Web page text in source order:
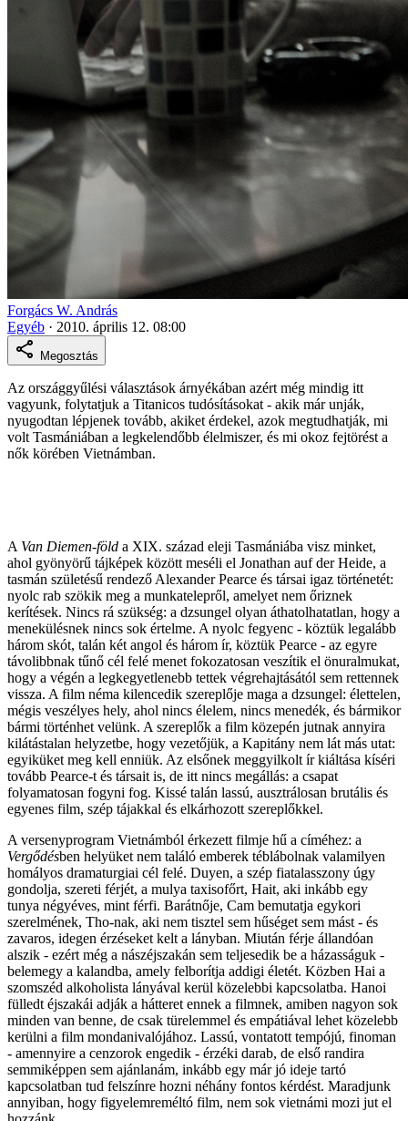
Forgács W. András
Egyéb · 2010. április 12. 08:00
Megosztás
Az országgyűlési választások árnyékában azért még mindig itt
vagyunk, folytatjuk a Titanicos tudósításokat - akik már unják,
nyugodtan lépjenek tovább, akiket érdekel, azok megtudhatják, mi
volt Tasmániában a legkelendőbb élelmiszer, és mi okoz fejtörést a
nők körében Vietnámban.
A Van Diemen-föld a XIX. század eleji Tasmániába visz minket,
ahol gyönyörű tájképek között meséli el Jonathan auf der Heide, a
tasmán születésű rendező Alexander Pearce és társai igaz történetét:
nyolc rab szökik meg a munkatelepről, amelyet nem őriznek
kerítések. Nincs rá szükség: a dzsungel olyan áthatolhatatlan, hogy a
menekülésnek nincs sok értelme. A nyolc fegyenc - köztük legalább
három skót, talán két angol és három ír, köztük Pearce - az egyre
távolibbnak tűnő cél felé menet fokozatosan veszítik el önuralmukat,
hogy a végén a legkegyetlenebb tettek végrehajtásától sem rettennek
vissza. A film néma kilencedik szereplője maga a dzsungel: élettelen,
mégis veszélyes hely, ahol nincs élelem, nincs menedék, és bármikor
bármi történhet velünk. A szereplők a film közepén jutnak annyira
kilátástalan helyzetbe, hogy vezetőjük, a Kapitány nem lát más utat:
egyiküket meg kell enniük. Az elsőnek meggyilkolt ír kiáltása kíséri
tovább Pearce-t és társait is, de itt nincs megállás: a csapat
folyamatosan fogyni fog. Kissé talán lassú, ausztrálosan brutális és
egyenes film, szép tájakkal és elkárhozott szereplőkkel.
A versenyprogram Vietnámból érkezett filmje hű a címéhez: a
Vergődésben helyüket nem találó emberek téblábolnak valamilyen
homályos dramaturgiai cél felé. Duyen, a szép fiatalasszony úgy
gondolja, szereti férjét, a mulya taxisofőrt, Hait, aki inkább egy
tunya négyéves, mint férfi. Barátnője, Cam bemutatja egykori
szerelmének, Tho-nak, aki nem tisztel sem hűséget sem mást - és
zavaros, idegen érzéseket kelt a lányban. Miután férje állandóan
alszik - ezért még a nászéjszakán sem teljesedik be a házasságuk -
belemegy a kalandba, amely felborítja addigi életét. Közben Hai a
szomszéd alkoholista lányával kerül közelebbi kapcsolatba. Hanoi
fülledt éjszakái adják a hátteret ennek a filmnek, amiben nagyon sok
minden van benne, de csak türelemmel és empátiával lehet közelebb
kerülni a film mondanivalójához. Lassú, vontatott tempójú, finoman
- amennyire a cenzorok engedik - érzéki darab, de első randira
semmiképpen sem ajánlanám, inkább egy már jó ideje tartó
kapcsolatban tud felszínre hozni néhány fontos kérdést. Maradjunk
annyiban, hogy figyelemreméltó film, nem sok vietnámi mozi jut el